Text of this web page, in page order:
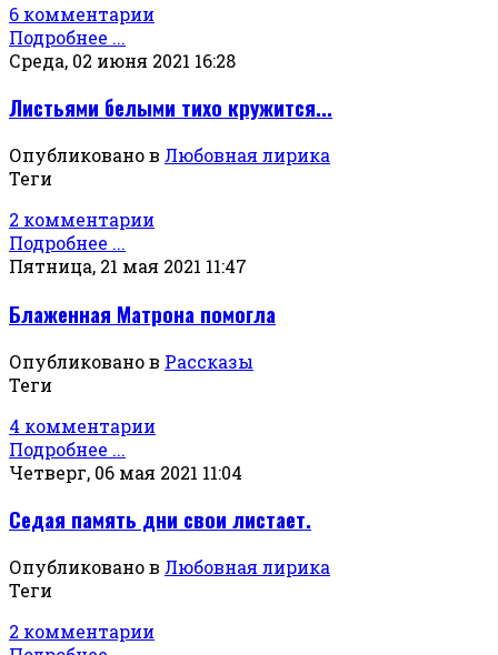
6 комментарии
Подробнее ...
Среда, 02 июня 2021 16:28
Листьями белыми тихо кружится...
Опубликовано в Любовная лирика
Теги
2 комментарии
Подробнее ...
Пятница, 21 мая 2021 11:47
Блаженная Матрона помогла
Опубликовано в Рассказы
Теги
4 комментарии
Подробнее ...
Четверг, 06 мая 2021 11:04
Седая память дни свои листает.
Опубликовано в Любовная лирика
Теги
2 комментарии